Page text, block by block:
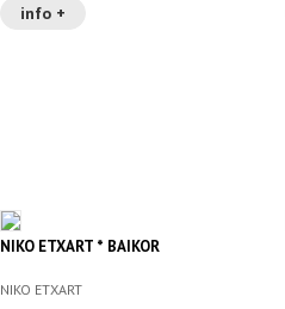
info +
NIKO ETXART * BAIKOR
NIKO ETXART